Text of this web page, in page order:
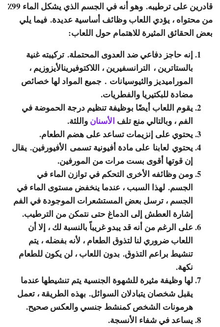
قادرين على ترطيبه. وهو أنه في الجسم الذي يشكل الماء 99٪
من محتواه ، يؤدي اللعاب وظائف أساسية عديدة. فيما يلي
بعض الحقائق المثيرة للاهتمام حول اللعاب:
إنه حاجز دفاعي ضد العدوى المحتملة. تركيبته غنية
بالستاترين ، الترانسفيرين ، اللاكتوفيرينالأيزوزيم ،
الموراميديز والثيوسيانات . جميع المواد لها خصائص
مضادة للبكتيريا والفطريات.
يقوم اللعاب أيضًا بوظيفة تنظيم درجة الحموضة في
الفم ، وبالتالي منع تلف الأسنان واللثة.
يحتوي على إنزيمات تساعد على هضم الطعام.
يحتوي لعابنا على مادة أفيونية تسمى الأفيورفين. يقال
إن قوتها أقوى بست مرات من المورفين.
ومن وظائفه الأخرى التحكم في توازن الماء في
الجسم. لهذا السبب ، عندما ينخفض ​​مستوى الماء في
الجسم ، ترسل بعض المستشعرات الموجودة في الفم
إشارة العطش إلى الدماغ حتى نتمكن من الترطيب.
على الرغم من أنه قد يبدو غريباً بالنسبة لك ، إلا أن
اللعاب ضروري لنا لتذوق الطعام ، لأنه بفضله ، يتم
تنشيط براعم التذوق. بدون اللعاب ، لن يكون للطعام
نكهة.
لها وظيفة مثيرة للشهوة الجنسية يتم تنشيطها عندما
يقبل شخصان يتبادلان السوائل. بهذه الطريقة ، تعمل
هرمونات الشخص كمنشط جنسي والعكس صحيح.
يساعد في شفاء الأنسجة.